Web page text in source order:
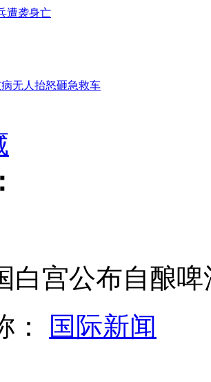
遭袭身亡
无人抬怒砸急救车
武警2人牺牲1人失踪
祸致5死2伤
宫公布自酿啤
：
国际新闻